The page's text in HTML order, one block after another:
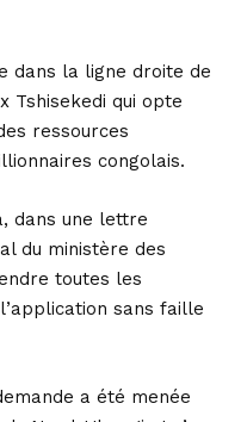
dans la ligne droite de
Tshisekedi qui opte
ressources
congolais.
dans une lettre
du ministère des
toutes les
sans faille
a été menée